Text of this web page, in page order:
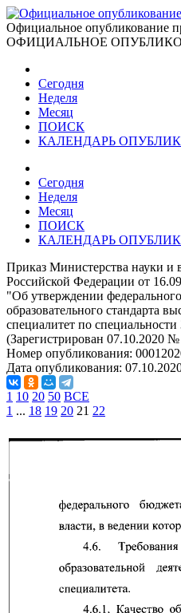
Официальное опубликование
ОФИЦИАЛЬНОЕ
Сегодня
Неделя
Месяц
ПОИСК
КАЛЕНДАРЬ
Сегодня
Неделя
Месяц
ПОИСК
КАЛЕНДАРЬ
Приказ Министерства науки и
Российской Федерации от
"Об утверждении
образовательного стандарта
специалитет по
(Зарегистрирован 07.10.2020
Номер опубликования:
Дата опубликования:
1 10 20 50 ВСЕ
1 ... 18 19 20 21 22